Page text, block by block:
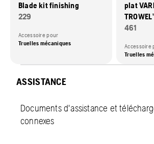
Blade kit finishing
229
Accessoire pour
Truelles mécaniques
plat
461
Accessoire
Truelles
ASSISTANCE
Documents d'assistance et
connexes